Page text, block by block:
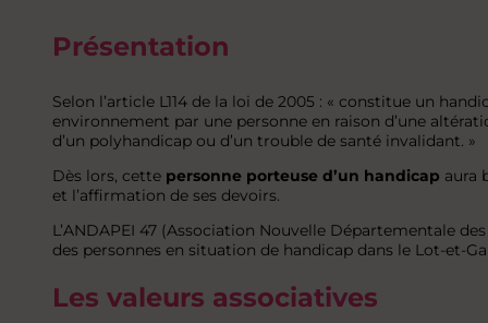
Présentation
Selon l’article L114 de la loi de 2005 : « constitue un
environnement par une personne en raison d’une
d’un polyhandicap ou d’un trouble de santé invalidant. »
Dès lors, cette personne porteuse d’un handicap aura
et l’affirmation de ses devoirs.
L’ANDAPEI 47 (Association Nouvelle Départementale
des personnes en situation de handicap dans le Lot-et-
Les valeurs associatives